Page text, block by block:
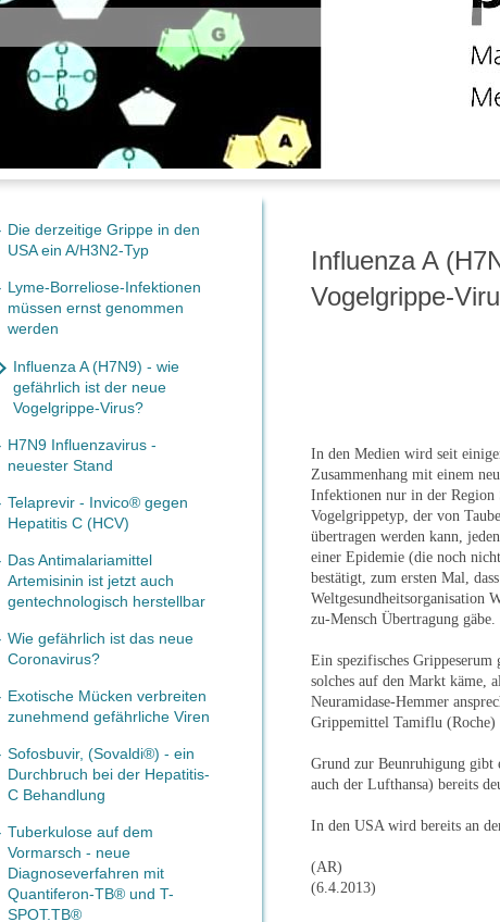
Influenza A
Vogelgrippe-
In den Medien wird seit
Zusammenhang mit einem
Infektionen nur in der Region
Vogelgrippetyp, der von
übertragen werden kann,
einer Epidemie (die noch
bestätigt, zum ersten Mal,
Weltgesundheitsorganisation
zu-Mensch Übertragung gäbe.
Ein spezifisches
solches auf den Markt käme,
Neuramidase-Hemmer
Grippemittel Tamiflu (Roche)
Grund zur Beunruhigung gibt
auch der Lufthansa) bereits
In den USA wird bereits an
(AR)
(6.4.2013)
Die derzeitige Grippe in den
USA ein A/H3N2-Typ
Lyme-Borreliose-Infektionen
müssen ernst genommen
werden
Influenza A (H7N9) - wie
gefährlich ist der neue
Vogelgrippe-Virus?
H7N9 Influenzavirus -
neuester Stand
Telaprevir - Invico® gegen
Hepatitis C (HCV)
Das Antimalariamittel
Artemisinin ist jetzt auch
gentechnologisch herstellbar
Wie gefährlich ist das neue
Coronavirus?
Exotische Mücken verbreiten
zunehmend gefährliche Viren
Sofosbuvir, (Sovaldi®) - ein
Durchbruch bei der Hepatitis-
C Behandlung
Tuberkulose auf dem
Vormarsch - neue
Diagnoseverfahren mit
Quantiferon-TB® und T-
SPOT.TB®